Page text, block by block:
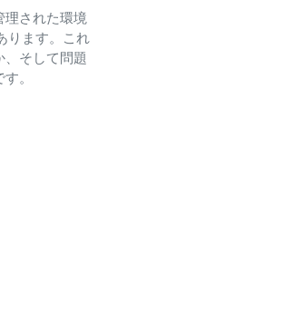
された環境
ります。これ
、そして問題
。